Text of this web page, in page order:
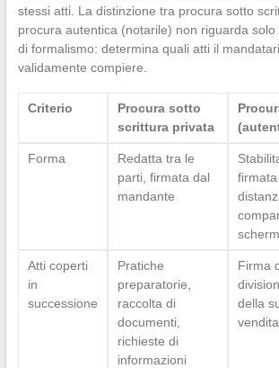
stessi atti. La distinzione tra procura sotto
procura autentica (notarile) non riguarda solo
di formalismo: determina quali atti il
validamente compiere.
Criterio
Procura sotto
scrittura privata
Forma
Redatta tra le
parti, firmata dal
mandante
Atti coperti
in
successione
Pratiche
preparatorie,
raccolta di
documenti,
richieste di
informazioni
Firma
della